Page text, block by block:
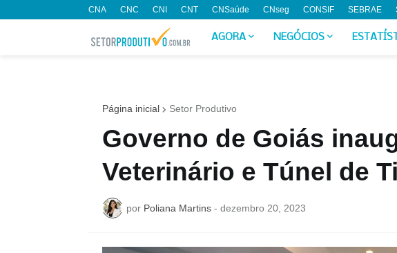
CNA CNC CNI CNT CNSaúde CNseg CONSIF SEBRAE
AGORA NEGÓCIOS
Página inicial Setor Produtivo
Governo de Goiás
Veterinário e Túnel de
por Poliana Martins - dezembro 20, 2023